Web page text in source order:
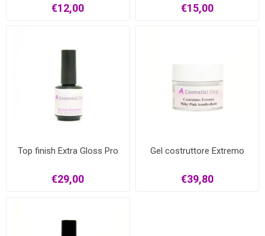
€12,00 €15,00
Top finish Extra Gloss Pro
€29,00
Gel costruttore Extremo
€39,80